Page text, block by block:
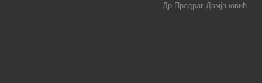
Др Предраг Дамјановић